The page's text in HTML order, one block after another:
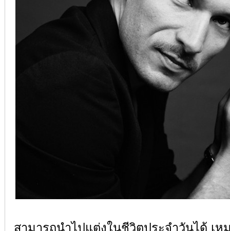
สามารถนำไปแต่งในชีวิตประจำวันได้ เห